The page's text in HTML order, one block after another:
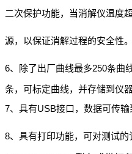
二次保护功能，当消解仪温度
源，以保证消解过程的安全性。
6、
除了出厂曲线最多250条曲
条，可标定曲线，并存储到仪器
7、具有USB接口，数据可传输
8、具有打印功能，可对测试的